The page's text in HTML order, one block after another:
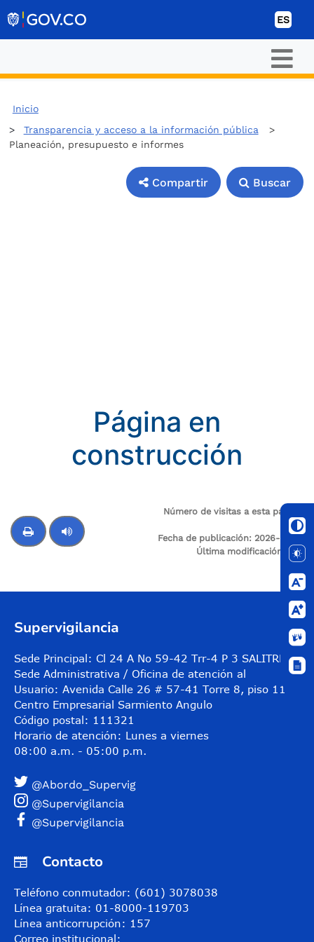
ES
Inicio
Transparencia y acceso a la información pública>
Planeación, presupuesto e informes
Compartir Buscar
Página en
construcción
Número de visitas a esta página:
8
Fecha de publicación: 2026-02-15
Última modificación: N/A
Supervigilancia
Sede Principal: Cl 24 A No 59-42 Trr-4 P 3 SALITRE
Sede Administrativa / Oficina de atención al
Usuario: Avenida Calle 26 # 57-41 Torre 8, piso 11
Centro Empresarial Sarmiento Angulo
Código postal: 111321
Horario de atención: Lunes a viernes
08:00 a.m. - 05:00 p.m.
@Abordo_Supervig
@Supervigilancia
@Supervigilancia
Contacto
Teléfono conmutador: (601) 3078038
Línea gratuita: 01-8000-119703
Línea anticorrupción: 157
Correo institucional: